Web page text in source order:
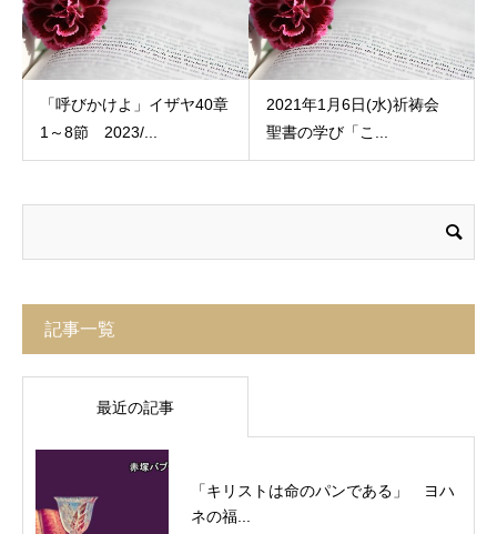
「呼びかけよ」イザヤ40章
1～8節 2023/...
2021年1月6日(水)祈祷会
聖書の学び「こ...
記事一覧
最近の記事
「キリストは命のパンである」 ヨハ
ネの福...